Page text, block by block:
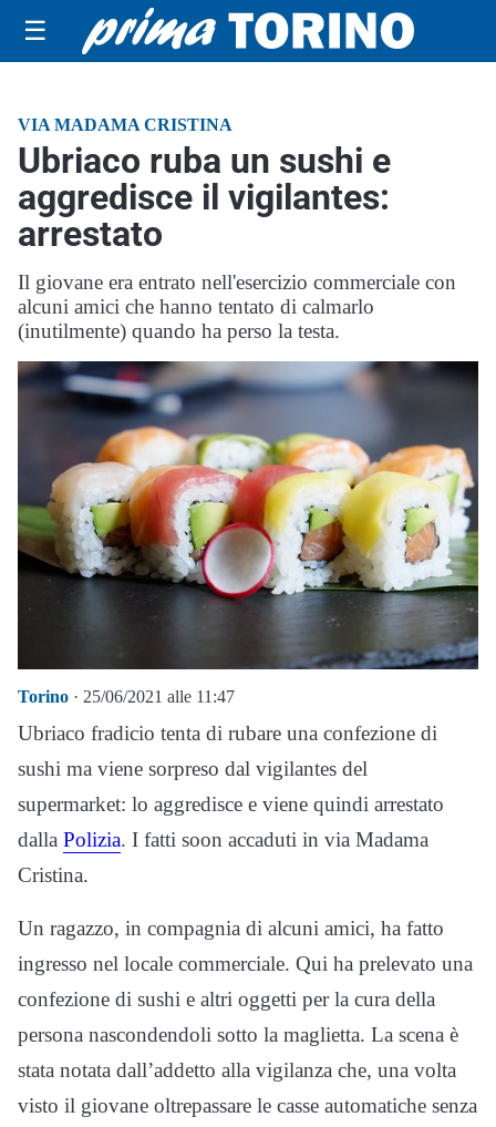
☰
VIA MADAMA CRISTINA
Ubriaco ruba un sushi e
aggredisce il vigilantes:
arrestato
Il giovane era entrato nell'esercizio commerciale con
alcuni amici che hanno tentato di calmarlo
(inutilmente) quando ha perso la testa.
Torino · 25/06/2021 alle 11:47
Ubriaco fradicio tenta di rubare una confezione di
sushi ma viene sorpreso dal vigilantes del
supermarket: lo aggredisce e viene quindi arrestato
dalla Polizia. I fatti soon accaduti in via Madama
Cristina.
Un ragazzo, in compagnia di alcuni amici, ha fatto
ingresso nel locale commerciale. Qui ha prelevato una
confezione di sushi e altri oggetti per la cura della
persona nascondendoli sotto la maglietta. La scena è
stata notata dall’addetto alla vigilanza che, una volta
visto il giovane oltrepassare le casse automatiche senza